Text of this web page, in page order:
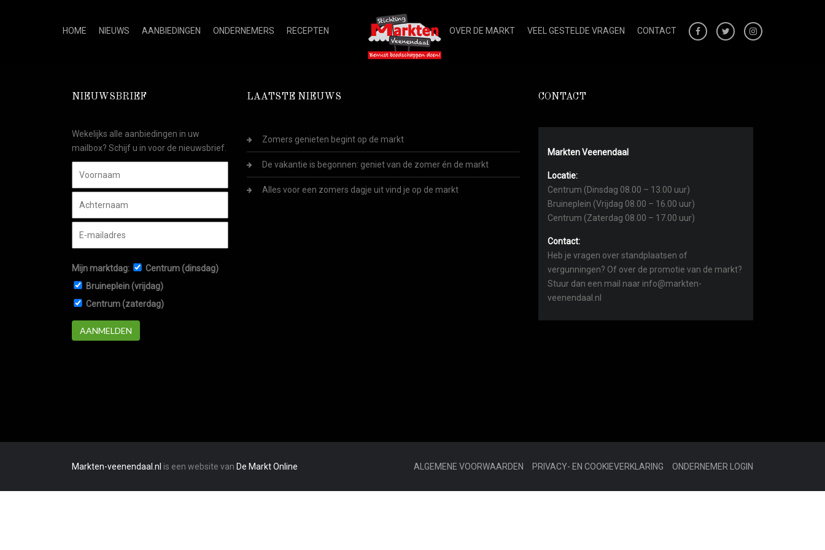
HOME NIEUWS AANBIEDINGEN ONDERNEMERS RECEPTEN OVER DE MARKT VEEL GESTELDE VRAGEN CONTACT
NIEUWSBRIEF
Wekelijks alle aanbiedingen in uw
mailbox? Schijf u in voor de nieuwsbrief.
Mijn marktdag:
Centrum (dinsdag)
Bruineplein (vrijdag)
Centrum (zaterdag)
AANMELDEN
LAATSTE NIEUWS
Zomers genieten begint op de markt
De vakantie is begonnen: geniet van de zomer én de markt
Alles voor een zomers dagje uit vind je op de markt
CONTACT
Markten Veenendaal
Locatie:
Centrum (Dinsdag 08.00 – 13.00 uur)
Bruineplein (Vrijdag 08.00 – 16.00 uur)
Centrum (Zaterdag 08.00 – 17.00 uur)
Contact:
Heb je vragen over standplaatsen of
vergunningen? Of over de promotie van de markt?
Stuur dan een mail naar info@markten-
veenendaal.nl
Markten-veenendaal.nl is een website van De Markt Online ALGEMENE VOORWAARDEN PRIVACY- EN COOKIEVERKLARING ONDERNEMER LOGIN